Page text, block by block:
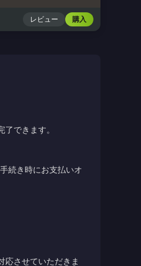
レビュー 購入
できます。
続き時にお支払いオ
応させていただきま